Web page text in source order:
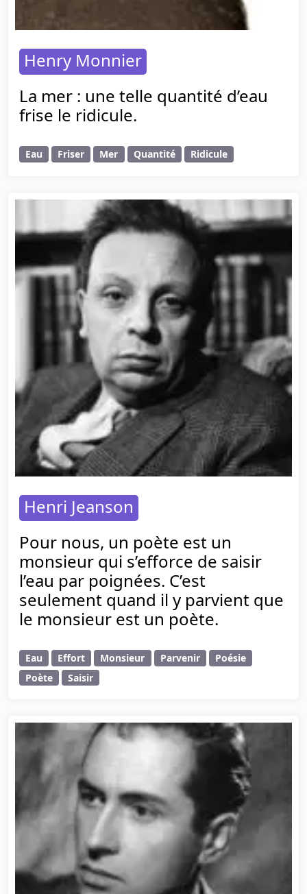
Henry Monnier
La mer : une telle quantité d’eau
frise le ridicule.
Eau Friser Mer Quantité Ridicule
Henri Jeanson
Pour nous, un poète est un
monsieur qui s’efforce de saisir
l’eau par poignées. C’est
seulement quand il y parvient que
le monsieur est un poète.
Eau Effort Monsieur Parvenir
Poésie
Poète
Saisir